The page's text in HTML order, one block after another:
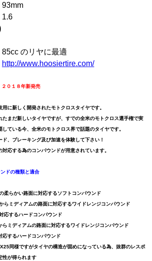
93mm
1.6
85cc のリヤに最適
http://www.hoosiertire.com/
２０１８年新発売
に新しく開発されたモトクロスタイヤです。
たまだ新しいタイヤですが、すでの全米のモトクロス選手権で実
ている今、全米のモトクロス界で話題のタイヤです。
、ブレーキング及び加速を体験して下さい！
応する為のコンパウンドが用意されています。
ドの種類と適合
柔らかい路面に対応するソフトコンパウンド
らミディアムの路面に対応するワイドレンジコンパウンド
応するハードコンパウンド
らミディアムの路面に対応するワイドレンジコンパウンド
応するハードコンパウンド
同様ですがタイヤの構造が固めになっている為、抜群のレスポ
性が得られます